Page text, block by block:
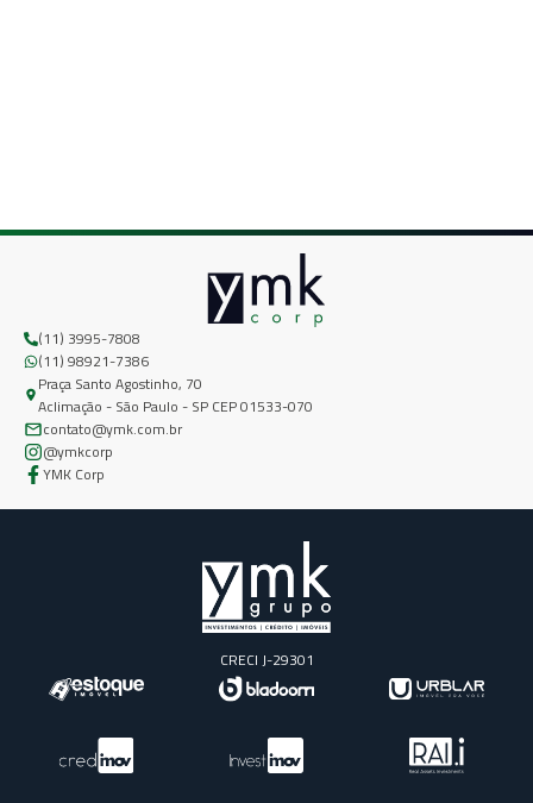
(11) 3995-7808
(11) 98921-7386
Praça Santo Agostinho, 70
Aclimação - São Paulo - SP CEP 01533-070
contato@ymk.com.br
@ymkcorp
YMK Corp
CRECI J-29301